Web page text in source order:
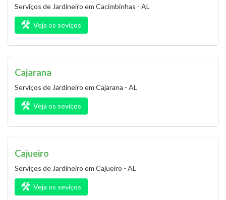
Serviços de Jardineiro em Cacimbinhas - AL
Veja os seviços
Cajarana
Serviços de Jardineiro em Cajarana - AL
Veja os seviços
Cajueiro
Serviços de Jardineiro em Cajueiro - AL
Veja os seviços